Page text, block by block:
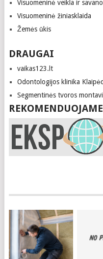
Visuomeninė veikla ir
Visuomeninė žiniasklaida
Žemės ūkis
DRAUGAI
vaikas123.lt
Odontologijos klinika
Segmentinės tvoros
REKOMENDUOJAME